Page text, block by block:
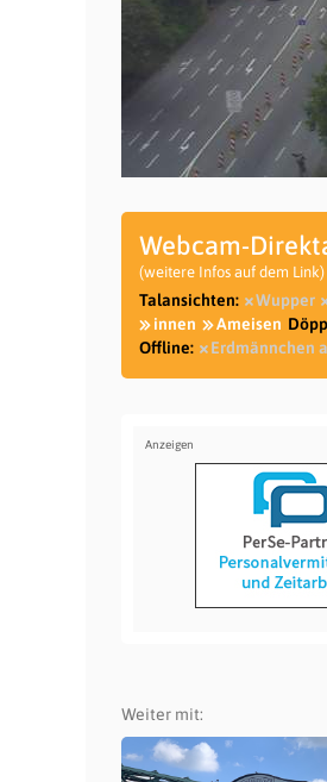
Webcam-
(weitere Infos auf dem Link)
Talansichten: Wupper
innen
Ameisen
Offline:
Erdmännchen
Weiter mit: